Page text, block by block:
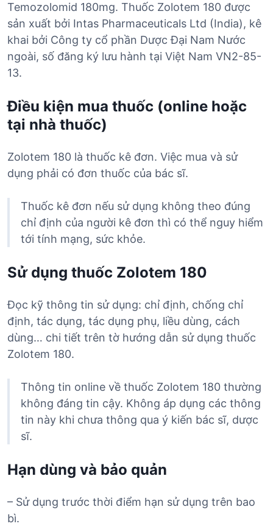
Temozolomid 180mg. Thuốc Zolotem 180 được
sản xuất bởi Intas Pharmaceuticals Ltd (India), kê
khai bởi Công ty cổ phần Dược Đại Nam Nước
ngoài, số đăng ký lưu hành tại Việt Nam VN2-85-
13.
Điều kiện mua thuốc (online hoặc
tại nhà thuốc)
Zolotem 180 là thuốc kê đơn. Việc mua và sử
dụng phải có đơn thuốc của bác sĩ.
Thuốc kê đơn nếu sử dụng không theo đúng
chỉ định của người kê đơn thì có thể nguy hiểm
tới tính mạng, sức khỏe.
Sử dụng thuốc Zolotem 180
Đọc kỹ thông tin sử dụng: chỉ định, chống chỉ
định, tác dụng, tác dụng phụ, liều dùng, cách
dùng… chi tiết trên tờ hướng dẫn sử dụng thuốc
Zolotem 180.
Thông tin online về thuốc Zolotem 180 thường
không đáng tin cậy. Không áp dụng các thông
tin này khi chưa thông qua ý kiến bác sĩ, dược
sĩ.
Hạn dùng và bảo quản
– Sử dụng trước thời điểm hạn sử dụng trên bao
bì.